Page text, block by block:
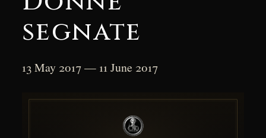
segnate
13 May 2017 — 11 June 2017